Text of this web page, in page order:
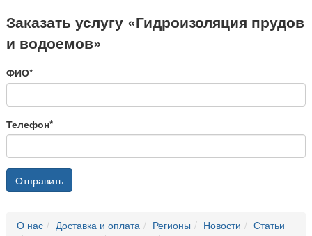
Заказать услугу «Гидроизоляция прудов
и водоемов»
ФИО*
Телефон*
Отправить
О нас Доставка и оплата Регионы Новости
Статьи